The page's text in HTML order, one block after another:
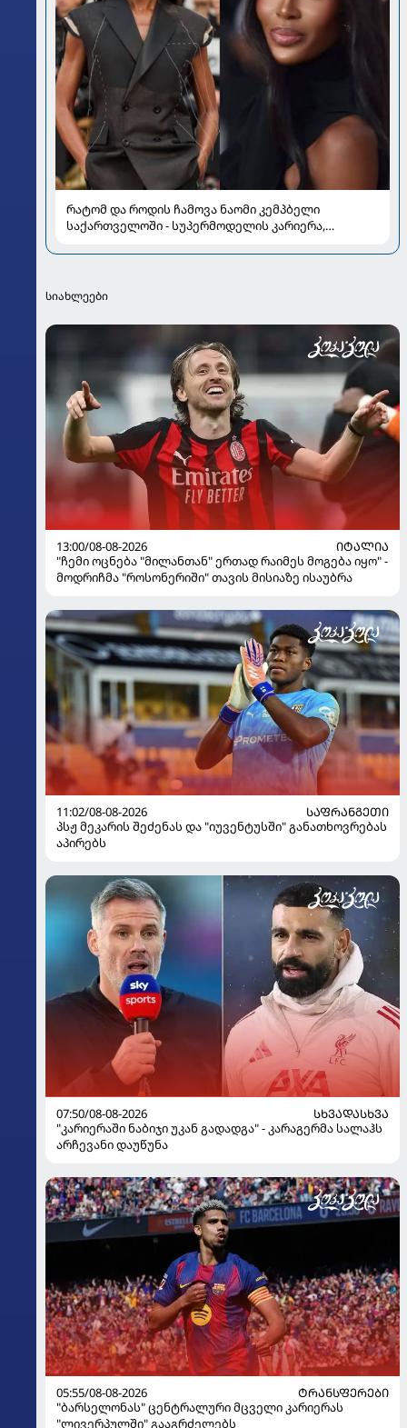
რატომ და როდის ჩამოვა ნაომი კემპბელი
საქართველოში - სუპერმოდელის კარიერა,
სიახლეები
13:00/08-08-2026
ᲘᲢᲐᲚᲘᲐ
"ჩემი ოცნება "მილანთან" ერთად რაიმეს მოგება იყო" -
მოდრიჩმა "როსონერიში" თავის მისიაზე ისაუბრა
11:02/08-08-2026
ᲡᲐᲤᲠᲐᲜᲒᲔᲗᲘ
პსჟ მეკარის შეძენას და "იუვენტუსში" განათხოვრებას
აპირებს
07:50/08-08-2026
ᲡᲮᲕᲐᲓᲐᲡᲮᲕᲐ
"კარიერაში ნაბიჯი უკან გადადგა" - კარაგერმა სალაჰს
არჩევანი დაუწუნა
05:55/08-08-2026
ᲢᲠᲐᲜᲡᲤᲔᲠᲔᲑᲘ
"ბარსელონას" ცენტრალური მცველი კარიერას
"ლივერპულში" გააგრძელებს